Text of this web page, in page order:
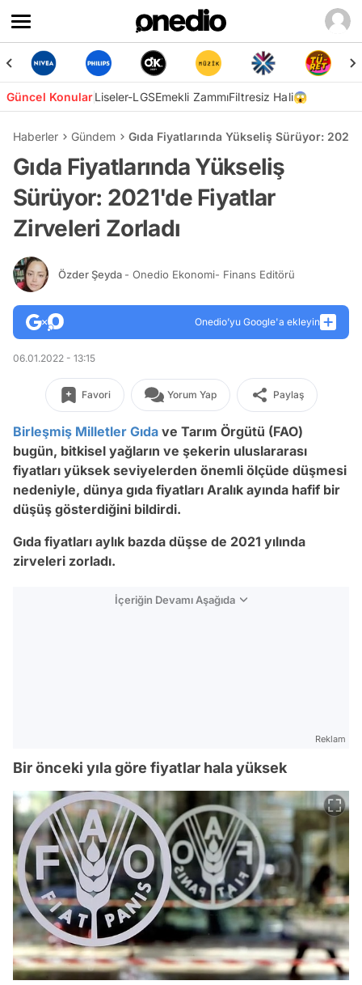
Güncel KonularLiseler-LGSEmekli ZammıFiltresiz Hali😱
Haberler Gündem Gıda Fiyatlarında Yükseliş Sürüyor:
Gıda Fiyatlarında Yükseliş
Sürüyor: 2021'de Fiyatlar
Zirveleri Zorladı
Özder Şeyda - Onedio Ekonomi- Finans Editörü
Onedio’yu Google'a ekleyin
06.01.2022 - 13:15
Favori Yorum Yap Paylaş
Birleşmiş Milletler Gıda ve Tarım Örgütü (FAO)
bugün, bitkisel yağların ve şekerin uluslararası
fiyatları yüksek seviyelerden önemli ölçüde düşmesi
nedeniyle, dünya gıda fiyatları Aralık ayında hafif bir
düşüş gösterdiğini bildirdi.
Gıda fiyatları aylık bazda düşse de 2021 yılında
zirveleri zorladı.
İçeriğin Devamı Aşağıda
Reklam
Bir önceki yıla göre fiyatlar hala yüksek